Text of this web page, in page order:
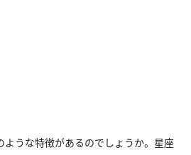
ような特徴があるのでしょうか。星座